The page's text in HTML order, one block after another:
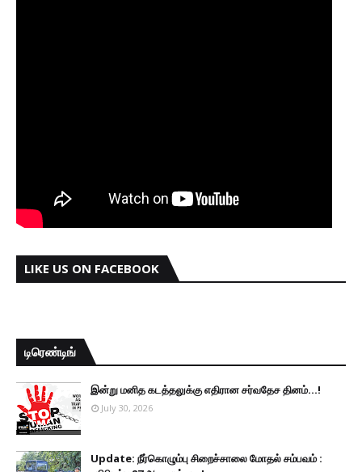
LIKE US ON FACEBOOK
டிரெண்டிங்
இன்று மனித கடத்தலுக்கு எதிரான சர்வதேச தினம்...!
July 30, 2026
Update: நீர்கொழும்பு சிறைச்சாலை மோதல் சம்பவம் :